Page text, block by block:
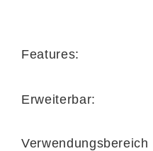
Features:
Erweiterbar:
Verwendungsbereich